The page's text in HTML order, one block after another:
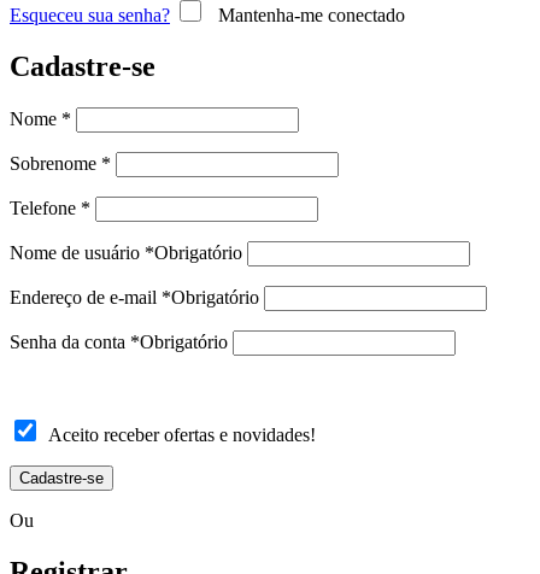
Esqueceu sua senha? Mantenha-me conectado
Cadastre-se
Nome *
Sobrenome *
Telefone *
Nome de usuário *Obrigatório
Endereço de e-mail *Obrigatório
Senha da conta *Obrigatório
Aceito receber ofertas e novidades!
Cadastre-se
Ou